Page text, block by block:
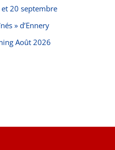
20 septembre
» d’Ennery
Août 2026